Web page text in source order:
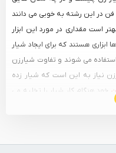
فن در این رشته به خوبی می دانند
است مقداری در مورد این ابزار
هستند که برای ایجاد شیار
می شوند و تفاوت شیارزن
نیاز به این است که شیار زده
خود هنگام کار شیار را تخلیه می
موجودند که در شیار زن دو تیغ